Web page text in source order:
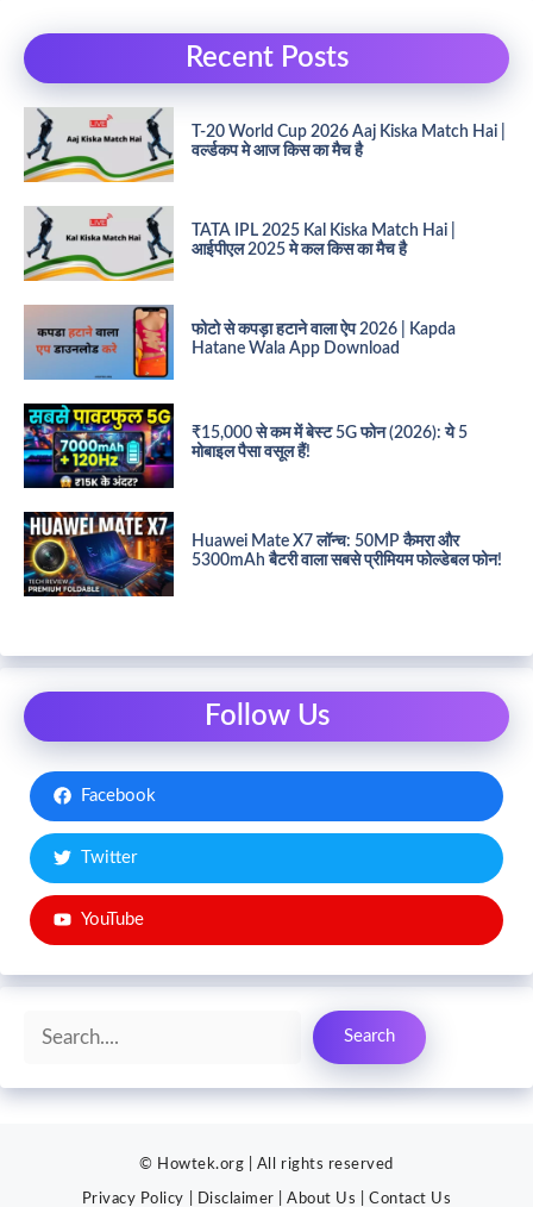
Recent Posts
T-20 World Cup 2026 Aaj Kiska Match Hai |
वर्ल्डकप मे आज किस का मैच है
TATA IPL 2025 Kal Kiska Match Hai |
आईपीएल 2025 मे कल किस का मैच है
फोटो से कपड़ा हटाने वाला ऐप 2026 | Kapda
Hatane Wala App Download
₹15,000 से कम में बेस्ट 5G फोन (2026): ये 5
मोबाइल पैसा वसूल हैं!
Huawei Mate X7 लॉन्च: 50MP कैमरा और
5300mAh बैटरी वाला सबसे प्रीमियम फोल्डेबल फोन!
Follow Us
Facebook
Twitter
YouTube
Search
Search
© Howtek.org | All rights reserved
Privacy Policy Disclaimer |About Us |Contact Us